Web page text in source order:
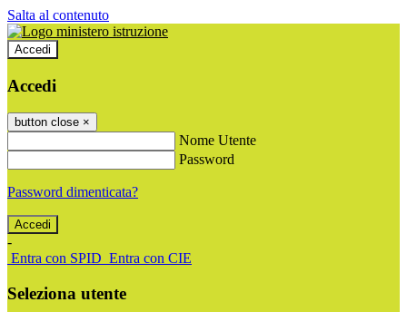
Salta al contenuto
Accedi
Accedi
button close ×
Nome Utente
Password
Password dimenticata?
-
Entra con SPID Entra con CIE
Seleziona utente